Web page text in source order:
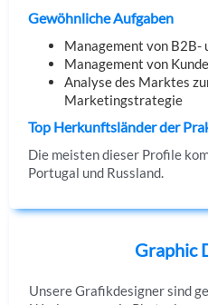
Gewöhnliche Aufgaben
Management von B2B-
Management von
Analyse des Marktes
Marketingstrategie
Top Herkunftsländer der
Die meisten dieser Profile
Portugal und Russland.
Graphic
Unsere Grafikdesigner sind